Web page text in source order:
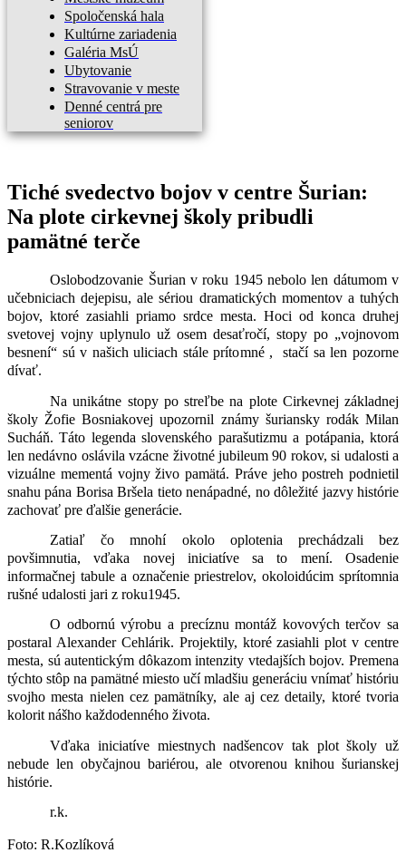
Spoločenská hala
Kultúrne zariadenia
Galéria MsÚ
Ubytovanie
Stravovanie v meste
Denné centrá pre
seniorov
Tiché svedectvo bojov v centre Šurian:
Na plote cirkevnej školy pribudli
pamätné terče
Oslobodzovanie Šurian v roku 1945 nebolo len dátumom v
učebniciach dejepisu, ale sériou dramatických momentov a tuhých
bojov, ktoré zasiahli priamo srdce mesta. Hoci od konca druhej
svetovej vojny uplynulo už osem desaťročí, stopy po „vojnovom
besnení“ sú v našich uliciach stále prítomné , stačí sa len pozorne
dívať.
Na unikátne stopy po streľbe na plote Cirkevnej základnej
školy Žofie Bosniakovej upozornil známy šuriansky rodák Milan
Sucháň. Táto legenda slovenského parašutizmu a potápania, ktorá
len nedávno oslávila vzácne životné jubileum 90 rokov, si udalosti a
vizuálne mementá vojny živo pamätá. Práve jeho postreh podnietil
snahu pána Borisa Bršela tieto nenápadné, no dôležité jazvy histórie
zachovať pre ďalšie generácie.
Zatiaľ čo mnohí okolo oplotenia prechádzali bez
povšimnutia, vďaka novej iniciatíve sa to mení. Osadenie
informačnej tabule a označenie priestrelov, okoloidúcim sprítomnia
rušné udalosti jari z roku1945.
O odbornú výrobu a precíznu montáž kovových terčov sa
postaral Alexander Cehlárik. Projektily, ktoré zasiahli plot v centre
mesta, sú autentickým dôkazom intenzity vtedajších bojov. Premena
týchto stôp na pamätné miesto učí mladšiu generáciu vnímať históriu
svojho mesta nielen cez pamätníky, ale aj cez detaily, ktoré tvoria
kolorit nášho každodenného života.
Vďaka iniciatíve miestnych nadšencov tak plot školy už
nebude len obyčajnou bariérou, ale otvorenou knihou šurianskej
histórie.
r.k.
Foto: R.Kozlíková